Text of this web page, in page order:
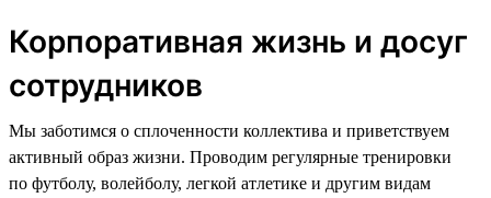
Корпоративная жизнь и досуг
сотрудников
Мы заботимся о сплоченности коллектива и приветствуем
активный образ жизни. Проводим регулярные тренировки
по футболу, волейболу, легкой атлетике и другим видам